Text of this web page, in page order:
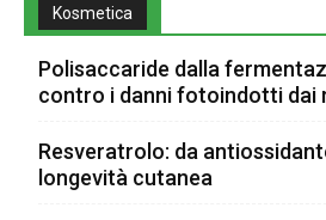
Kosmetica
Polisaccaride dalla
contro i danni fotoindotti dai
Resveratrolo: da
longevità cutanea